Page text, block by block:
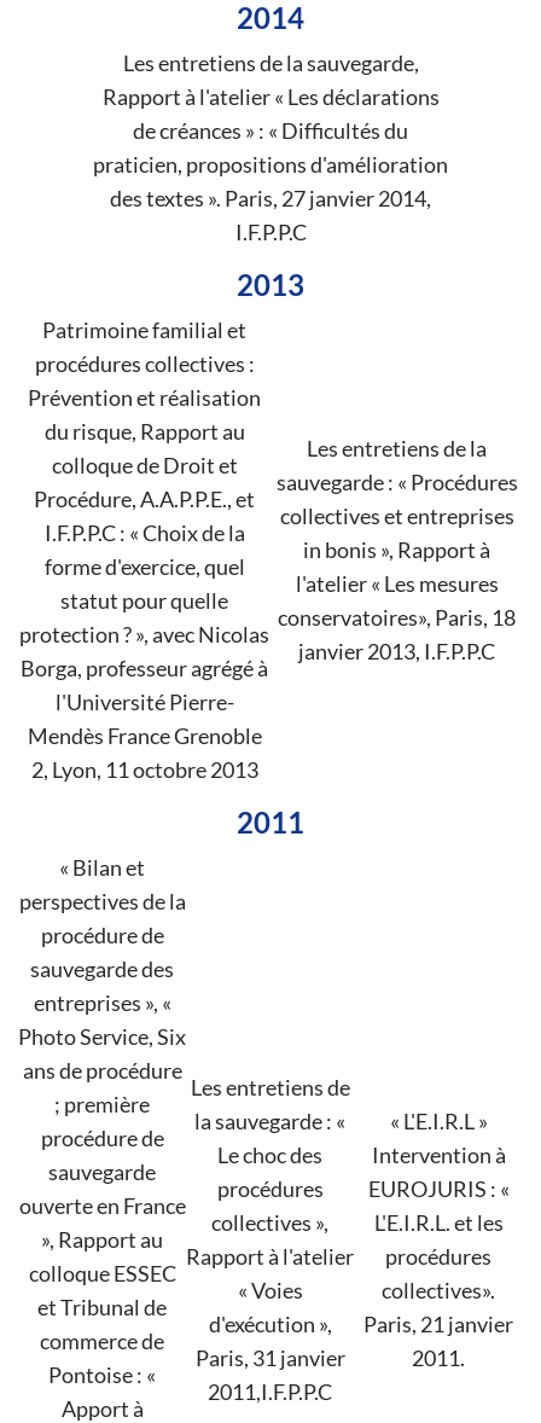
2014
Les entretiens de la sauvegarde,
Rapport à l'atelier « Les déclarations
de créances » : « Difficultés du
praticien, propositions d'amélioration
des textes ». Paris, 27 janvier 2014,
I.F.P.P.C
2013
Patrimoine familial et
procédures collectives :
Prévention et réalisation
du risque, Rapport au
colloque de Droit et
Procédure, A.A.P.P.E., et
I.F.P.P.C : « Choix de la
forme d'exercice, quel
statut pour quelle
protection ? », avec Nicolas
Borga, professeur agrégé à
l'Université Pierre-
Mendès France Grenoble
2, Lyon, 11 octobre 2013
Les entretiens de la
sauvegarde : « Procédures
collectives et entreprises
in bonis », Rapport à
l'atelier « Les mesures
conservatoires», Paris, 18
janvier 2013, I.F.P.P.C
2011
« Bilan et
perspectives de la
procédure de
sauvegarde des
entreprises », «
Photo Service, Six
ans de procédure
; première
procédure de
sauvegarde
ouverte en France
», Rapport au
colloque ESSEC
et Tribunal de
commerce de
Pontoise : «
Apport à
Les entretiens de
la sauvegarde : «
Le choc des
procédures
collectives »,
Rapport à l'atelier
« Voies
d'exécution »,
Paris, 31 janvier
2011,I.F.P.P.C
« L'E.I.R.L »
Intervention à
EUROJURIS : «
L'E.I.R.L. et les
procédures
collectives».
Paris, 21 janvier
2011.